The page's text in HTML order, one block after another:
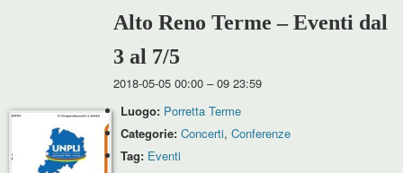
Alto Reno Terme – Eventi dal
3 al 7/5
2018-05-05 00:00 –09 23:59
Luogo: Porretta Terme
Categorie: Concerti, Conferenze
Tag: Eventi